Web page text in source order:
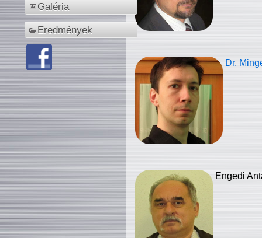
Galéria
Eredmények
Dr.
Engedi